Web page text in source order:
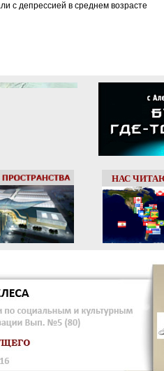
с депрессией в среднем возрасте
НАС